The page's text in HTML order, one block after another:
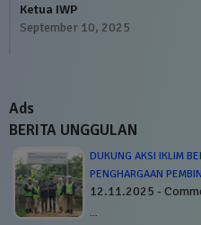
Ketua IWP
September 10, 2025
Ads
BERITA UNGGULAN
DUKUNG AKSI IKLIM
PENGHARGAAN
12.11.2025 -
…